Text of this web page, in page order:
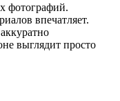
фотографий.
впечатляет.
выглядит просто